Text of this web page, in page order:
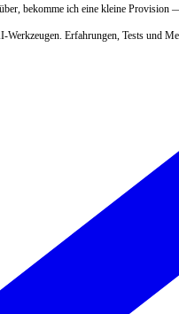
bekomme ich eine kleine Provision
Erfahrungen, Tests und